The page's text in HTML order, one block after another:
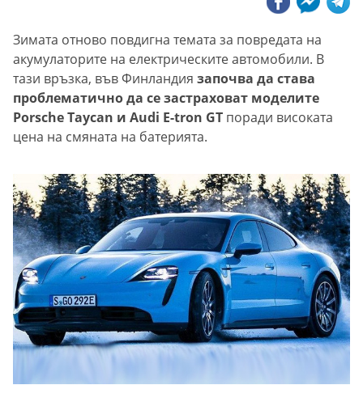
Зимата отново повдигна темата за повредата на
акумулаторите на електрическите автомобили. В
тази връзка, във Финландия започва да става
проблематично да се застраховат моделите
Porsche Taycan и Audi E-tron GT поради високата
цена на смяната на батерията.